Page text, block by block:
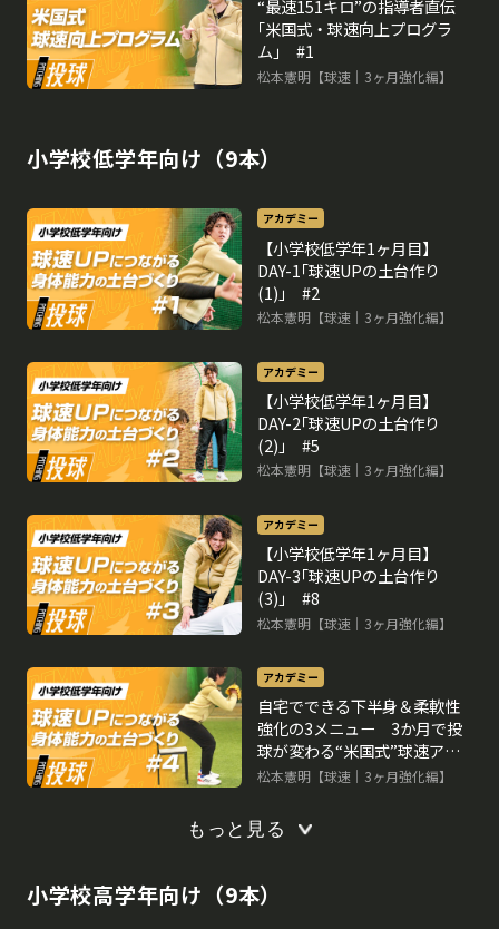
“最速151キロ”の指導者直伝
｢米国式・球速向上プログラ
ム｣ #1
松本憲明【球速｜3ヶ月強化編】
小学校低学年向け（9本）
アカデミー
【小学校低学年1ヶ月目】
DAY-1｢球速UPの土台作り
(1)｣ #2
松本憲明【球速｜3ヶ月強化編】
アカデミー
【小学校低学年1ヶ月目】
DAY-2｢球速UPの土台作り
(2)｣ #5
松本憲明【球速｜3ヶ月強化編】
アカデミー
【小学校低学年1ヶ月目】
DAY-3｢球速UPの土台作り
(3)｣ #8
松本憲明【球速｜3ヶ月強化編】
アカデミー
自宅でできる下半身＆柔軟性
強化の3メニュー 3か月で投
球が変わる“米国式”球速アッ
プ理論
松本憲明【球速｜3ヶ月強化編】
もっと見る
小学校高学年向け（9本）